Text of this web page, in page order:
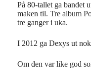
På 80-tallet ga bandet
maken til. Tre album
tre ganger i uka.
I 2012 ga Dexys ut
Om den var like god